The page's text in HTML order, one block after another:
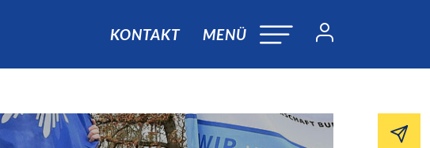
KONTAKT MENÜ